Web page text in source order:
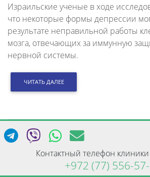
Израильские ученые в ходе
что некоторые формы депрессии
результате неправильной работы
мозга, отвечающих за иммунную
нервной системы.
ЧИТАТЬ ДАЛЕЕ
Контактный телефон
+972 (77) 556-